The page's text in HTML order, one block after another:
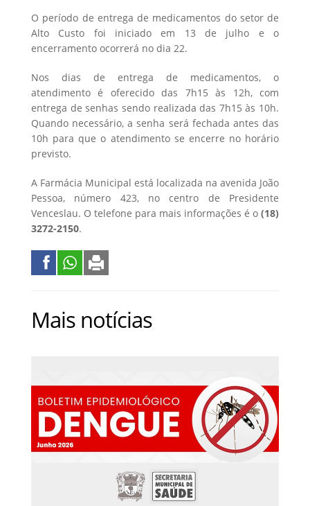
O período de entrega de medicamentos do setor de
Alto Custo foi iniciado em 13 de julho e o
encerramento ocorrerá no dia 22.
Nos dias de entrega de medicamentos, o
atendimento é oferecido das 7h15 às 12h, com
entrega de senhas sendo realizada das 7h15 às 10h.
Quando necessário, a senha será fechada antes das
10h para que o atendimento se encerre no horário
previsto.
A Farmácia Municipal está localizada na avenida João
Pessoa, número 423, no centro de Presidente
Venceslau. O telefone para mais informações é o (18)
3272-2150.
Mais notícias